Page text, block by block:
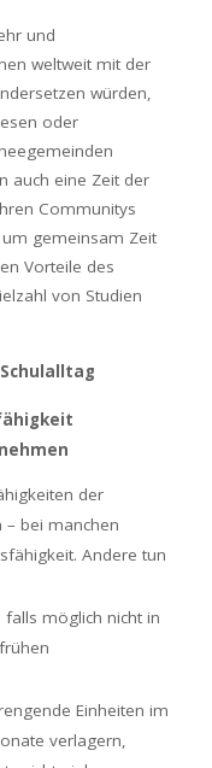
und
weltweit mit der
würden,
oder
auch eine Zeit der
Communitys
gemeinsam Zeit
Vorteile des
von Studien
der
– bei manchen
Andere tun
möglich nicht in
Einheiten im
verlagern,